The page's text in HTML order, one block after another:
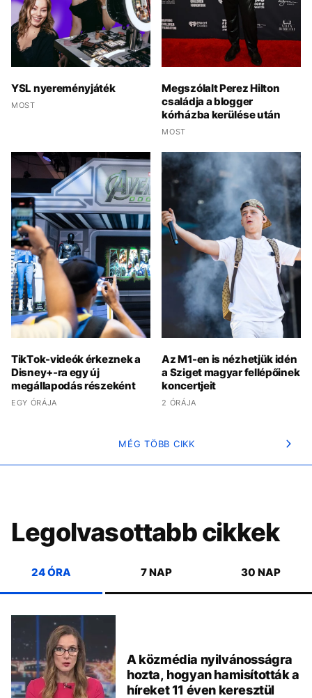
YSL nyereményjáték
MOST
Megszólalt Perez Hilton
családja a blogger
kórházba kerülése után
MOST
TikTok-videók érkeznek a
Disney+-ra egy új
megállapodás részeként
EGY ÓRÁJA
Az M1-en is nézhetjük idén
a Sziget magyar fellépőinek
koncertjeit
2 ÓRÁJA
MÉG TÖBB CIKK
Legolvasottabb cikkek
24 ÓRA 7 NAP 30 NAP
A közmédia nyilvánosságra
hozta, hogyan hamisították a
híreket 11 éven keresztül